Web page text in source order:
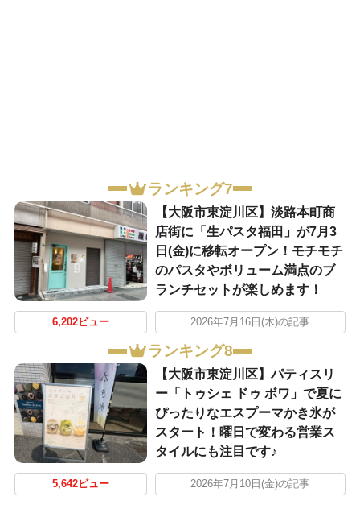
ランキング7
【大阪市東淀川区】淡路本町商
店街に「生パスタ福田」が7月3
日(金)に移転オープン！モチモチ
のパスタやボリューム満点のブ
ランチセットが楽しめます！
6,202ビュー 2026年7月16日(木)の記事
ランキング8
【大阪市東淀川区】パティスリ
ー「トゥシェ ドゥ ボワ」で夏に
ぴったりなエスプーマかき氷が
スタート！曜日で変わる営業ス
タイルにも注目です♪
5,642ビュー 2026年7月10日(金)の記事